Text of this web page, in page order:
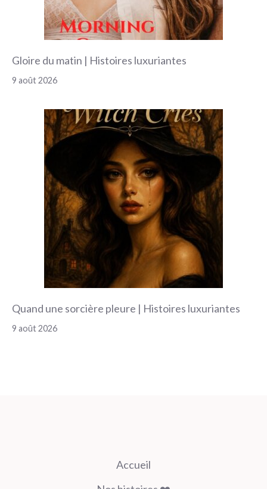
Gloire du matin | Histoires luxuriantes
9 août 2026
Quand une sorcière pleure | Histoires luxuriantes
9 août 2026
Accueil